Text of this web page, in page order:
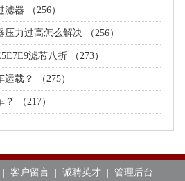
器 （256）
力过高怎么解决 （256）
滤芯八折 （273）
载？ （275）
（217）
客户留言 诚聘英才 管理后台